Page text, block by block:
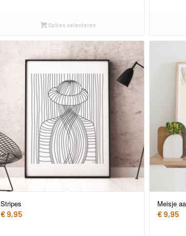
€ 2,50
Opties selecteren
Stripes
€ 9,95
Meisje
€9,95